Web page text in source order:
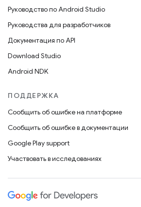
Руководство по Android Studio
Руководства для разработчиков
Документация по API
Download Studio
Android NDK
ПОДДЕРЖКА
Сообщить об ошибке на платформе
Сообщить об ошибке в документации
Google Play support
Участвовать в исследованиях